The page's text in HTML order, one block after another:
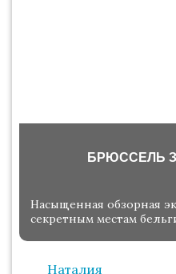
БРЮССЕЛЬ
Насыщенная обзорная
секретным местам
Наталия